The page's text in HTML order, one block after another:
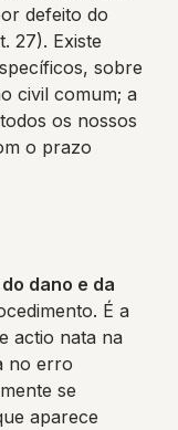
defeito do
27). Existe
sobre
civil comum; a
os nossos
o prazo
dano e da
É a
actio nata na
no erro
se
aparece